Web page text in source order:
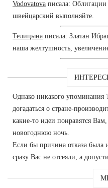
Vodovatova писала:
швейцарский выполняйте.
Телицына писала: Златан
наша желтушность,
Однако никакого упоминания
догадаться о стране-
какие-то идеи понравятся
новогоднюю ночь.
Если бы причина отказа была
сразу Вас не отсеяли, а